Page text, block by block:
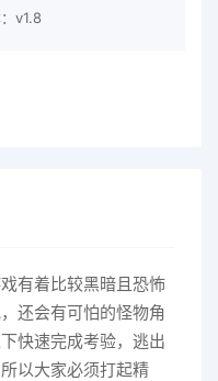
v1.8
有着比较黑暗且恐怖
还会有可怕的怪物角
快速完成考验，逃出
以大家必须打起精